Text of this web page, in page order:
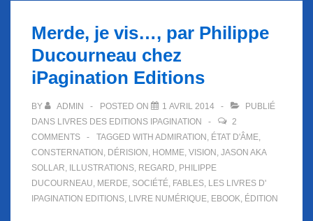
Merde, je vis…, par Philippe
Ducourneau chez
iPagination Editions
BY ADMIN POSTED ON 1 AVRIL 2014
PUBLIÉ
DANS LIVRES DES EDITIONS IPAGINATION
2
COMMENTS
TAGGED WITH ADMIRATION , ÉTAT D'ÂME,
CONSTERNATION , DÉRISION , HOMME, VISION , JASON AKA
SOLLAR, ILLUSTRATIONS, REGARD, PHILIPPE
DUCOURNEAU, MERDE, SOCIÉTÉ, FABLES, LES LIVRES D'
IPAGINATION EDITIONS, LIVRE NUMÉRIQUE, EBOOK, ÉDITION